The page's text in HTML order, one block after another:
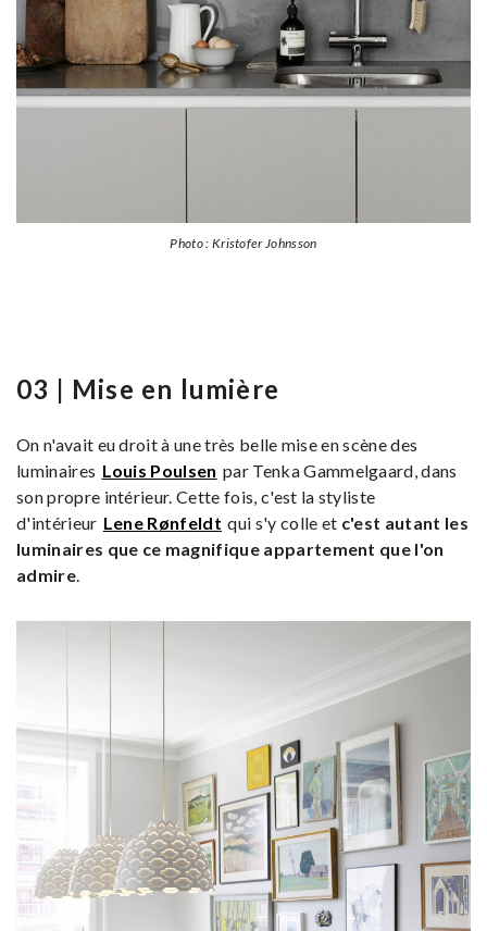
Photo : Kristofer Johnsson
03 | Mise en lumière
On n'avait eu droit à une très belle mise en scène des
luminaires Louis Poulsen par Tenka Gammelgaard, dans
son propre intérieur. Cette fois, c'est la styliste
d'intérieur Lene Rønfeldt qui s'y colle et c'est autant les
luminaires que ce magnifique appartement que l'on
admire.